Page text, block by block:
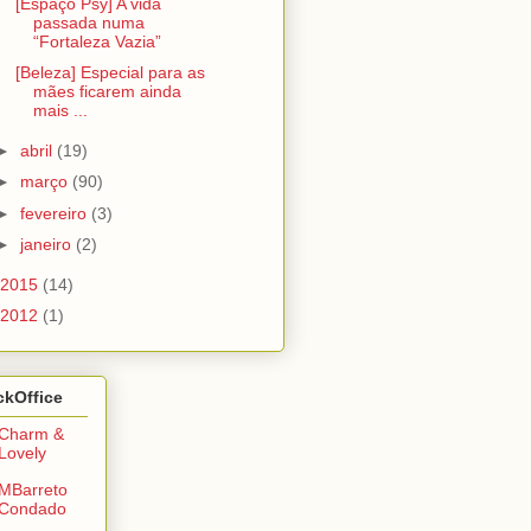
passada numa
“Fortaleza Vazia”
[Beleza] Especial para as
mães ficarem ainda
mais ...
abril (19)
março (90)
fevereiro (3)
janeiro (2)
2015 (14)
2012 (1)
&
Lovely
MBarreto